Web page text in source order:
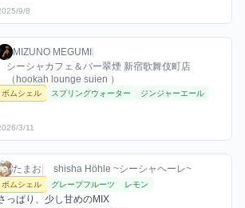
9/8
ボムシェルミックスを見る
MEGUMI / お店シーシャ / 2026年
MIZUNO MEGUMI
シーシャカフェ＆バー翠煙 新宿歌舞伎町店
（hookah lounge suien ）
用フレーバー
ボムシェル スプリングウォーター ジンジャーエール
価
3/11
ミックスを見る
まお / お店シーシャ / 2026年2月7日
たまお shisha Höhle ~シーシャヘーレ~
用フレーバー
ボムシェル グレープフルーツ レモン
メント
っぱり、少し甘めのMIX
価